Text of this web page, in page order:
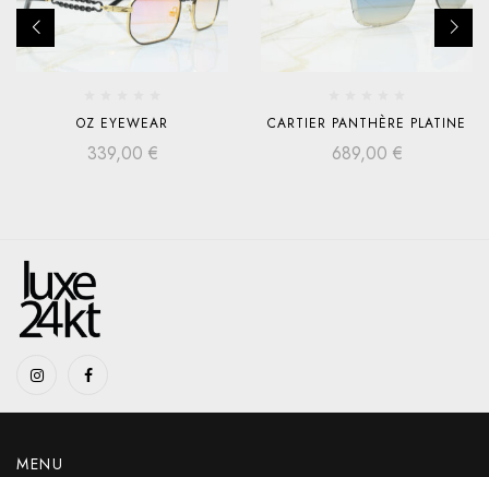
OZ EYEWEAR
339,00 €
CARTIER PANTHÈRE PLATINE
689,00 €
MENU